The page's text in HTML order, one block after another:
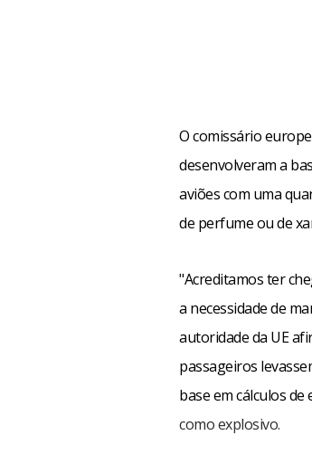
O comissário
desenvolveram a
aviões com uma
de perfume ou de
"Acreditamos ter
a necessidade de
autoridade da UE
passageiros
base em cálculos
como explosivo.